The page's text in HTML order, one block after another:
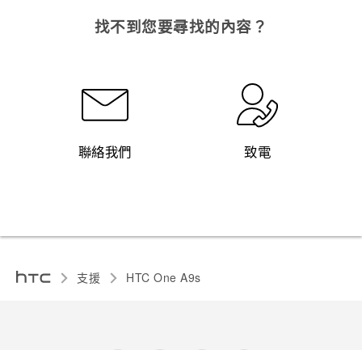
找不到您要尋找的內容？
聯絡我們 致電
支援 HTC One A9s‎